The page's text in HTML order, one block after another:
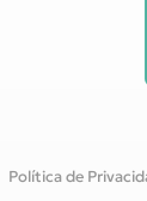
Política de